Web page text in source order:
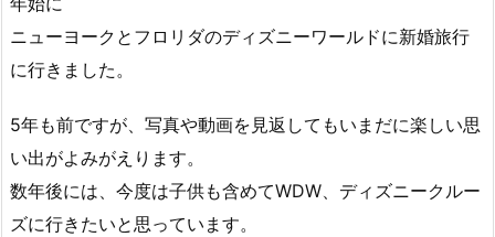
ニューヨークとフロリダのディズニーワールドに新婚旅行
に行きました。
5年も前ですが、写真や動画を見返してもいまだに楽しい思
い出がよみがえります。
数年後には、今度は子供も含めてWDW、ディズニークルー
ズに行きたいと思っています。